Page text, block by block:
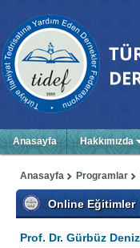
Anasayfa Hakkımızda
Programlar
Anasayfa
Online Eğitimler
Prof. Dr. Gürbüz